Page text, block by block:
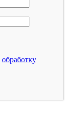
обработку